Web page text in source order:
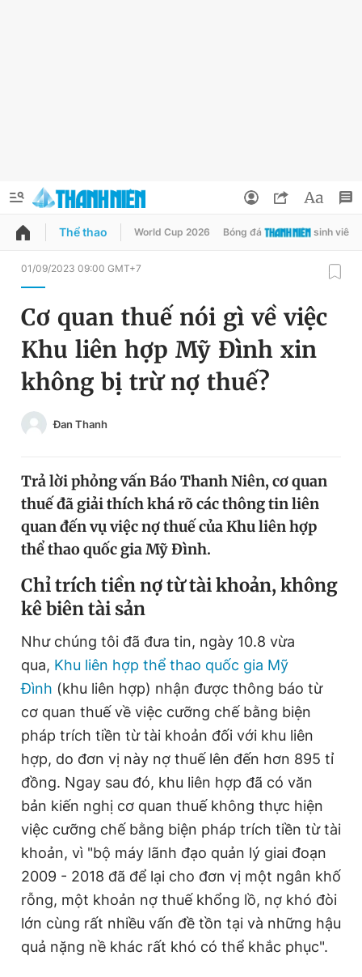
QUẢNG CÁO ĐẶT BÁO
Chuyên mục
Chuyên mục khác
Chào ngày mới
Magazine
Sản phẩm khác
Tiện ích
Thông tin tòa soạn Liên hệ quảng cáo
Đọc Thanh Niên trên điện thoại
Theo dõi báo trên
Hotline
0906 645 777
Liên hệ quảng cáo
0908 780 404
Đổi mật khẩu
Tin đã lưu
Tin đã xem
Thể thao World Cup 2026 Bóng đá sinh viên
01/09/2023 09:00 GMT+7
Cơ quan thuế nói gì về việc
Khu liên hợp Mỹ Đình xin
không bị trừ nợ thuế?
Đan Thanh
Trả lời phỏng vấn Báo Thanh Niên, cơ quan
thuế đã giải thích khá rõ các thông tin liên
quan đến vụ việc nợ thuế của Khu liên hợp
thể thao quốc gia Mỹ Đình.
Chỉ trích tiền nợ từ tài khoản, không
kê biên tài sản
Như chúng tôi đã đưa tin, ngày 10.8 vừa
qua, Khu liên hợp thể thao quốc gia Mỹ
Đình (khu liên hợp) nhận được thông báo từ
cơ quan thuế về việc cưỡng chế bằng biện
pháp trích tiền từ tài khoản đối với khu liên
hợp, do đơn vị này nợ thuế lên đến hơn 895 tỉ
đồng. Ngay sau đó, khu liên hợp đã có văn
bản kiến nghị cơ quan thuế không thực hiện
việc cưỡng chế bằng biện pháp trích tiền từ tài
khoản, vì "bộ máy lãnh đạo quản lý giai đoạn
2009 - 2018 đã để lại cho đơn vị một ngân khố
rỗng, một khoản nợ thuế khổng lồ, nợ khó đòi
lớn cùng rất nhiều vấn đề tồn tại và những hậu
quả nặng nề khác rất khó có thể khắc phục".